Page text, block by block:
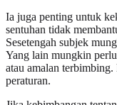
Ia juga penting untuk
sentuhan tidak
Sesetengah subjek
Yang lain mungkin
atau amalan
peraturan.